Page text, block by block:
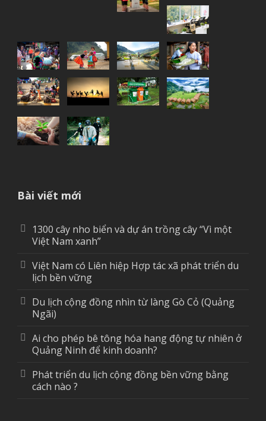
Bài viết mới
1300 cây nho biển và dự án trồng cây “Vì một
Việt Nam xanh”
Việt Nam có Liên hiệp Hợp tác xã phát triển du
lịch bền vững
Du lịch cộng đồng nhìn từ làng Gò Cỏ (Quảng
Ngãi)
Ai cho phép bê tông hóa hang động tự nhiên ở
Quảng Ninh để kinh doanh?
Phát triển du lịch cộng đồng bền vững bằng
cách nào ?